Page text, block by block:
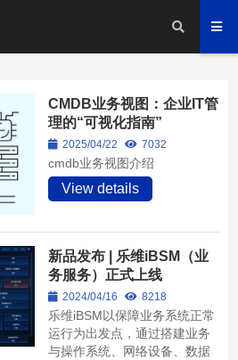
CMDB业务视图：企业IT管
理的“可视化指南”
2025/04/22 7032
cmdb业务视图介绍
View details
新品发布 | 乐维iBSM（业
务服务）正式上线
2024/04/16 8218
乐维iBSM以保障业务系统正常
运行为出发点，通过搭建业务
与操作系统、网络设备、数据